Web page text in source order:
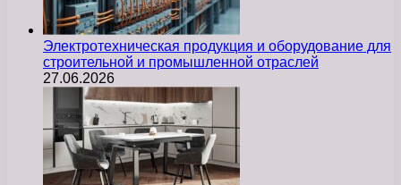
Электротехническая продукция и оборудование для
строительной и промышленной отраслей
27.06.2026